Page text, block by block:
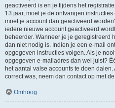
geactiveerd is en je tijdens het
13 jaar, moet je de ontvangen
moet je account dan geactiveerd
iedere nieuwe account geactiveerd
beheerder. Wanneer je je geregistreerd
dan niet nodig is. Indien je een e-mail
opgegeven instructies volgen. Als je
opgegeven e-mailadres dan wel juist?
het aantal valse accounts te doen
correct was, neem dan contact op met
Omhoog